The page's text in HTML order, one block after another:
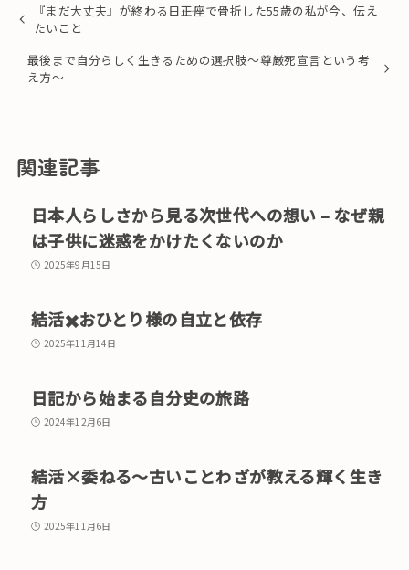
『まだ大丈夫』が終わる日――正座で骨折した55歳の私が今、伝え
たいこと
最後まで自分らしく生きるための選択肢〜尊厳死宣言という考
え方〜
関連記事
日本人らしさから見る次世代への想い – なぜ親
は子供に迷惑をかけたくないのか
2025年9月15日
結活✖️おひとり様の自立と依存
2025年11月14日
日記から始まる自分史の旅路
2024年12月6日
結活×委ねる〜古いことわざが教える輝く生き
方
2025年11月6日